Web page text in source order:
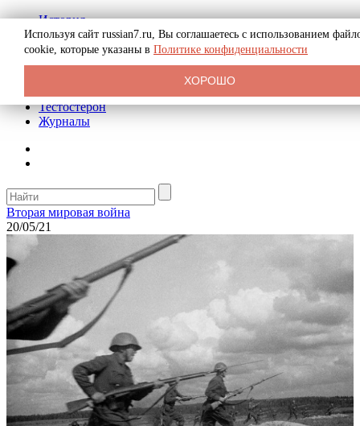
История
Биография
Криминал
Реклама на сайте
Тестостерон
Журналы
Вторая мировая война
20/05/21
Используя сайт russian7.ru, Вы соглашаетесь с использованием
cookie, которые указаны в Политике конфиденциальности
ХОРОШО